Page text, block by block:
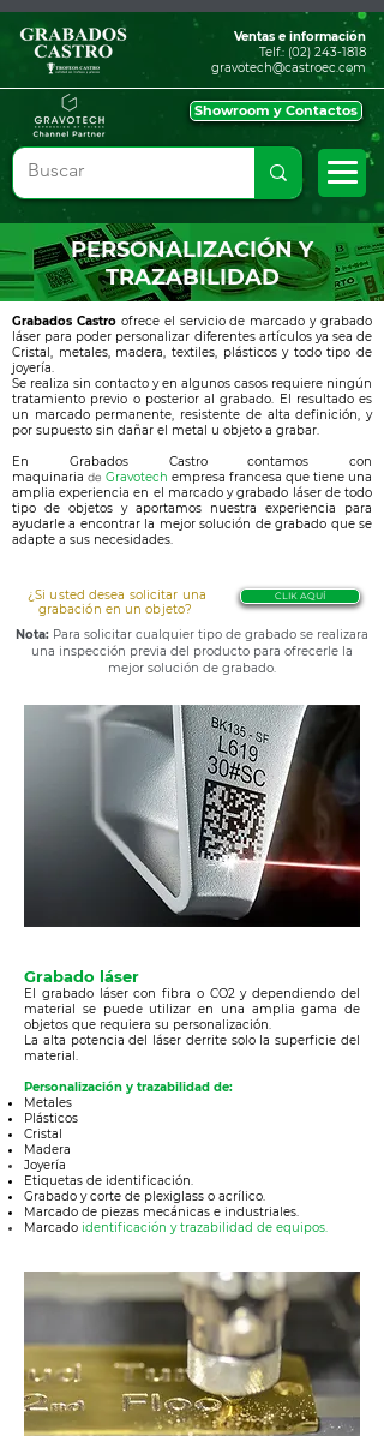
Ventas e información
Telf.: (02) 243-1818
gravotech@castroec.com
Showroom y Contactos
PERSONALIZACIÓN Y
TRAZABILIDAD
Grabados Castro ofrece el servicio de marcado y grabado
láser para poder personalizar diferentes artículos ya sea de
Cristal, metales, madera, textiles, plásticos y todo tipo de
joyería.
Se realiza sin contacto y en algunos casos requiere ningún
tratamiento previo o posterior al grabado. El resultado es
un marcado permanente, resistente de alta definición, y
por supuesto sin dañar el metal u objeto a grabar.
En Grabados Castro contamos con
maquinaria de Gravotech empresa francesa que tiene una
amplia experiencia en el marcado y grabado láser de todo
tipo de objetos y aportamos nuestra experiencia para
ayudarle a encontrar la mejor solución de grabado que se
adapte a sus necesidades.
¿Si usted desea solicitar una
grabación en un objeto?
CLIK AQUÍ
Nota: Para solicitar cualquier tipo de grabado se realizara
una inspección previa del producto para ofrecerle la
mejor solución de grabado.
Grabado láser
El grabado láser con fibra o CO2 y dependiendo del
material se puede utilizar en una amplia gama de
objetos que requiera su personalización.
La alta potencia del láser derrite solo la superficie del
material.
Personalización y trazabilidad de:
Metales
Plásticos
Cristal
Madera
Joyería
Etiquetas de identificación.
Grabado y corte de plexiglass o acrílico.
Marcado de piezas mecánicas e industriales.
Marcado identificación y trazabilidad de equipos.